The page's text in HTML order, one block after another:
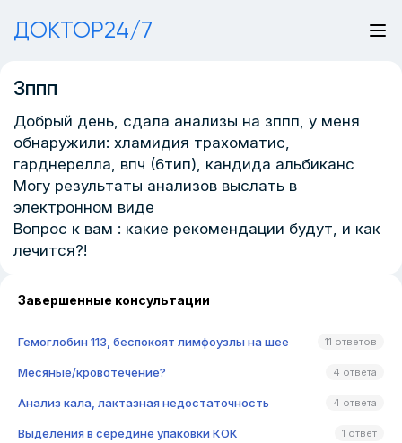
ДОКТОР24/7
Зппп
Добрый день, сдала анализы на зппп, у меня
обнаружили: хламидия трахоматис,
гарднерелла, впч (6тип), кандида альбиканс
Могу результаты анализов выслать в
электронном виде
Вопрос к вам : какие рекомендации будут, и как
лечится?!
Завершенные консультации
Гемоглобин 113, беспокоят лимфоузлы на шее 11 ответов
Месяные/кровотечение? 4 ответа
Анализ кала, лактазная недостаточность 4 ответа
Выделения в середине упаковки КОК 1 ответ